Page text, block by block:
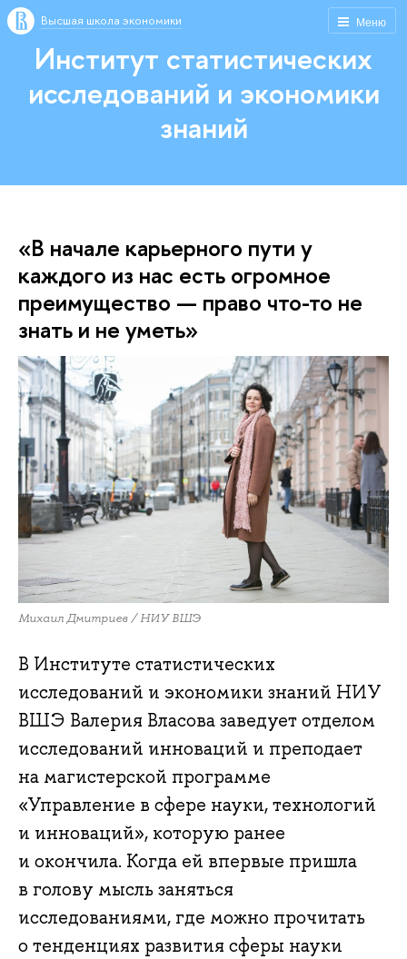
Меню
Высшая школа экономики
Институт статистических
исследований и экономики
знаний
«В начале карьерного пути у
каждого из нас есть огромное
преимущество — право что-то не
знать и не уметь»
Михаил Дмитриев / НИУ ВШЭ
В Институте статистических
исследований и экономики знаний НИУ
ВШЭ Валерия Власова заведует отделом
исследований инноваций и преподает
на магистерской программе
«Управление в сфере науки, технологий
и инноваций», которую ранее
и окончила. Когда ей впервые пришла
в голову мысль заняться
исследованиями, где можно прочитать
о тенденциях развития сферы науки